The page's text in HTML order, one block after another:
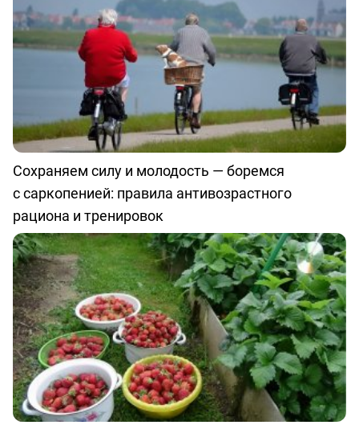
Сохраняем силу и молодость — боремся
с саркопенией: правила антивозрастного
рациона и тренировок